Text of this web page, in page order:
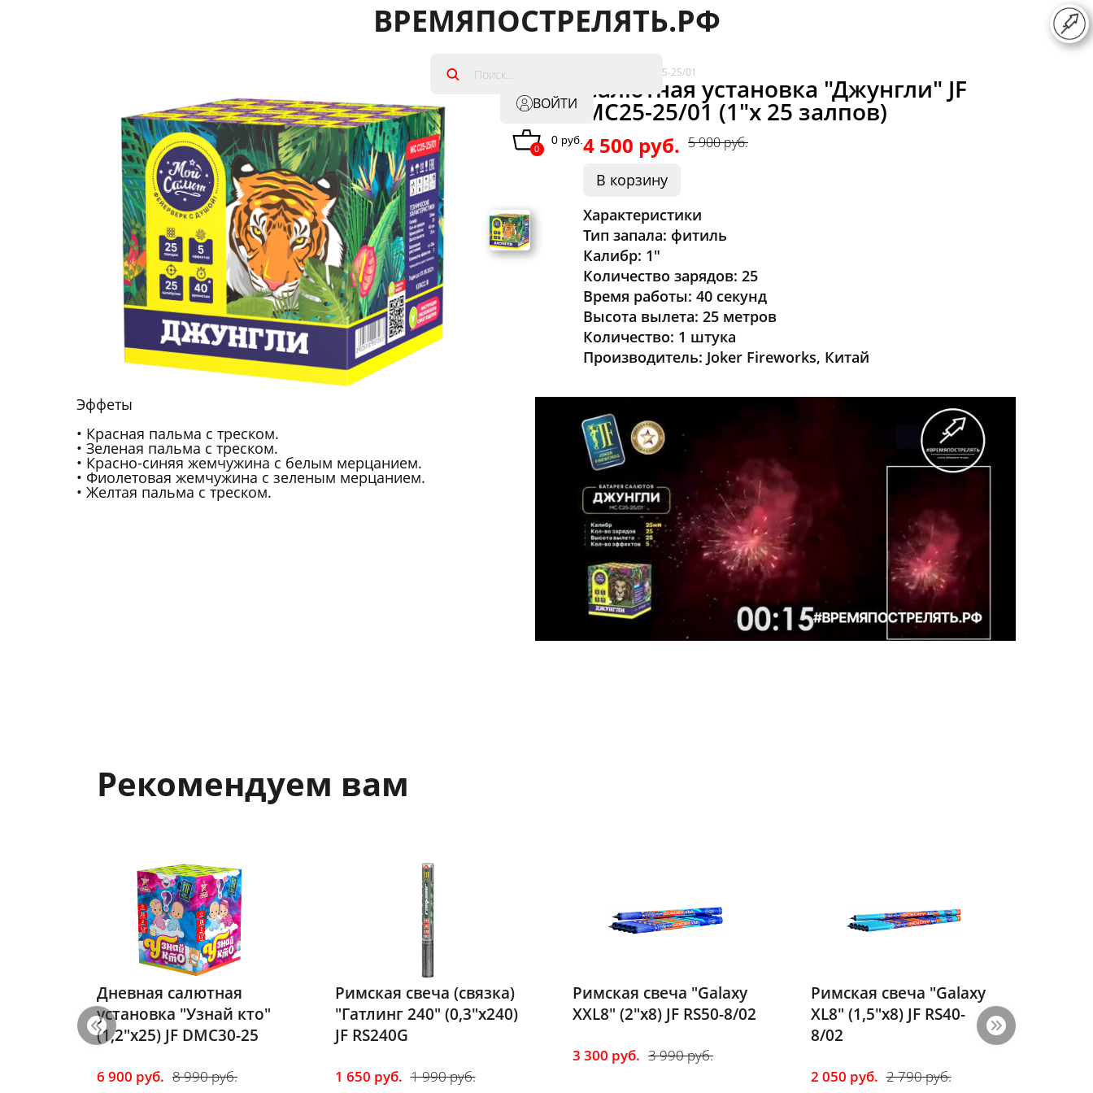
ВРЕМЯПОСТРЕЛЯТЬ.РФ
ВОЙТИ
0
0 руб.
Артикул: JF MC C25-25/01
Салютная установка "Джунгли" JF
MC25-25/01 (1"х 25 залпов)
4 500 руб. 5 900 руб.
В корзину
Характеристики
Тип запала: фитиль
Калибр: 1"
Количество зарядов: 25
Время работы: 40 секунд
Высота вылета: 25 метров
Количество: 1 штука
Производитель: Joker Fireworks, Китай
Эффеты
Красная пальма с треском.
Зеленая пальма с треском.
Красно-синяя жемчужина с белым мерцанием.
Фиолетовая жемчужина с зеленым мерцанием.
Желтая пальма с треском.
Рекомендуем вам
Дневная салютная
установка "Узнай кто"
(1,2"х25) JF DMC30-25
6 900 руб. 8 990 руб.
Римская свеча (связка)
"Гатлинг 240" (0,3"х240)
JF RS240G
1 650 руб. 1 990 руб.
Римская свеча "Galaxy
XXL8" (2"х8) JF RS50-8/02
3 300 руб. 3 990 руб.
Римская свеча "Galaxy
XL8" (1,5"х8) JF RS40-
8/02
2 050 руб. 2 790 руб.